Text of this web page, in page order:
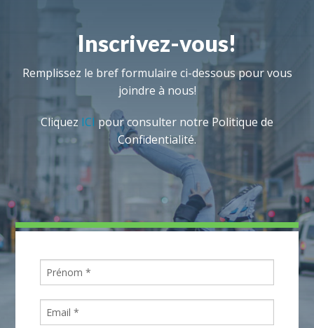
Inscrivez-vous!
Remplissez le bref formulaire ci-dessous pour vous
joindre à nous!
Cliquez ICI pour consulter notre Politique de
Confidentialité.